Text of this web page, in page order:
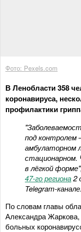
Фото: Pexels.com
В Ленобласти 358
коронавируса,
профилактики
под контролем
амбулаторном
стационарном.
в лёгкой
47-го региона2
Telegram-канале.
По словам главы
Александра Жаркова,
больных